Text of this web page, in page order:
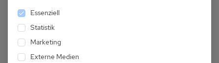
Es folgt eine Liste der Service-Gruppen, für die
Essenziell
Statistik
Marketing
Externe Medien